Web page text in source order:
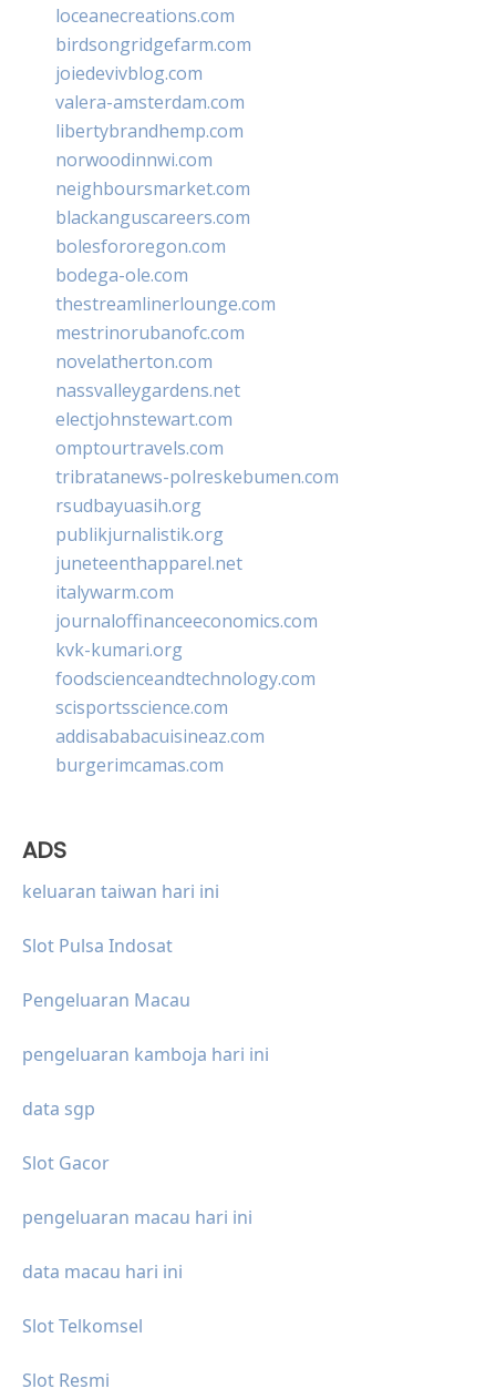
loceanecreations.com
birdsongridgefarm.com
joiedevivblog.com
valera-amsterdam.com
libertybrandhemp.com
norwoodinnwi.com
neighboursmarket.com
blackanguscareers.com
bolesfororegon.com
bodega-ole.com
thestreamlinerlounge.com
mestrinorubanofc.com
novelatherton.com
nassvalleygardens.net
electjohnstewart.com
omptourtravels.com
tribratanews-polreskebumen.com
rsudbayuasih.org
publikjurnalistik.org
juneteenthapparel.net
italywarm.com
journaloffinanceeconomics.com
kvk-kumari.org
foodscienceandtechnology.com
scisportsscience.com
addisababacuisineaz.com
burgerimcamas.com
ADS
keluaran taiwan hari ini
Slot Pulsa Indosat
Pengeluaran Macau
pengeluaran kamboja hari ini
data sgp
Slot Gacor
pengeluaran macau hari ini
data macau hari ini
Slot Telkomsel
Slot Resmi